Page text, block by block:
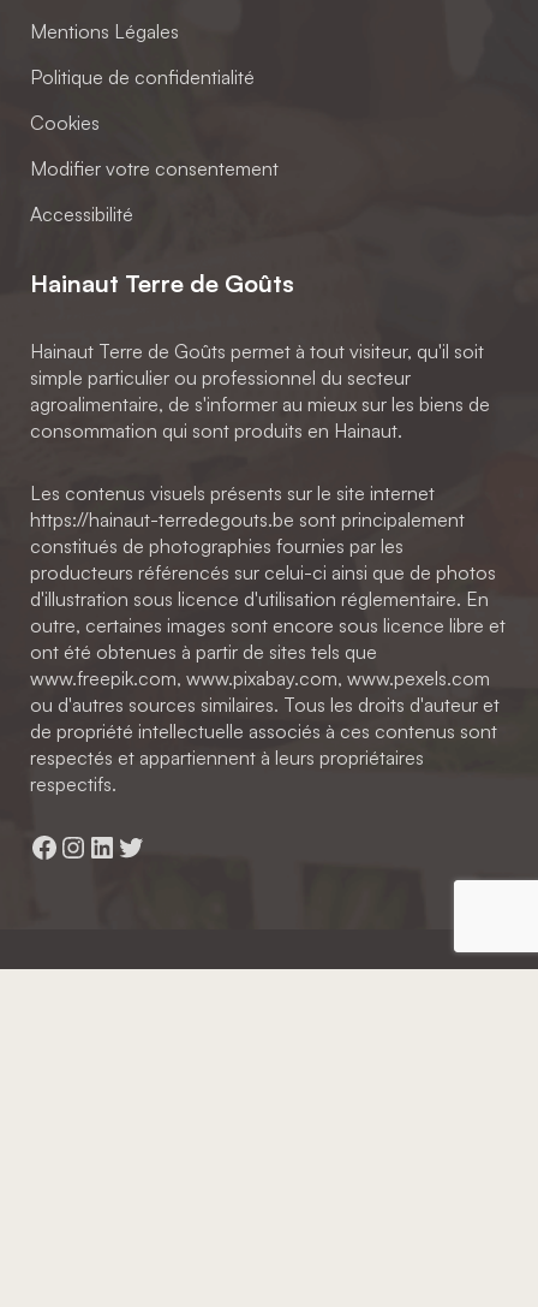
Mentions Légales
Politique de confidentialité
Cookies
Modifier votre consentement
Accessibilité
Hainaut Terre de Goûts
Hainaut Terre de Goûts permet à tout visiteur, qu'il soit
simple particulier ou professionnel du secteur
agroalimentaire, de s'informer au mieux sur les biens de
consommation qui sont produits en Hainaut.
Les contenus visuels présents sur le site internet
https://hainaut-terredegouts.be sont principalement
constitués de photographies fournies par les
producteurs référencés sur celui-ci ainsi que de photos
d'illustration sous licence d'utilisation réglementaire. En
outre, certaines images sont encore sous licence libre et
ont été obtenues à partir de sites tels que
www.freepik.com, www.pixabay.com, www.pexels.com
ou d'autres sources similaires. Tous les droits d'auteur et
de propriété intellectuelle associés à ces contenus sont
respectés et appartiennent à leurs propriétaires
respectifs.
Facebook
Instagram
LinkedIn
Twitter